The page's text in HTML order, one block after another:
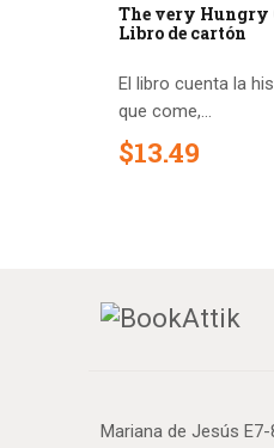
The very Hungry
Libro de cartón
El libro cuenta la
que come,...
$13.49
Mariana de Jesús